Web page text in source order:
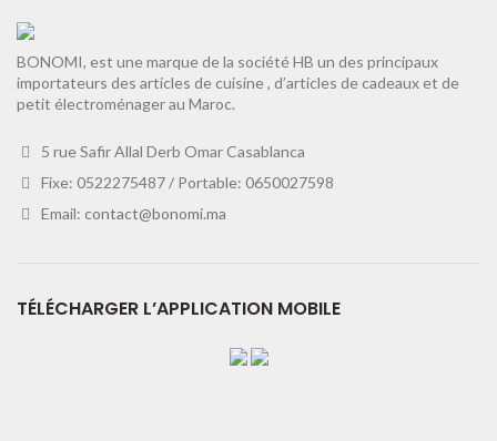
BONOMI, est une marque de la société HB un des principaux
importateurs des articles de cuisine , d’articles de cadeaux et de
petit électroménager au Maroc.
5 rue Safir Allal Derb Omar Casablanca
Fixe: 0522275487 / Portable: 0650027598
Email: contact@bonomi.ma
TÉLÉCHARGER L’APPLICATION MOBILE